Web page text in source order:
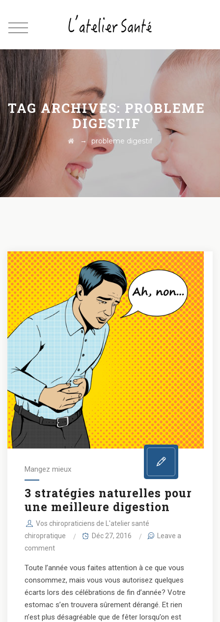
TAG ARCHIVES: PROBLEME
DIGESTIF
→ probleme digestif
Mangez mieux
3 stratégies naturelles pour
une meilleure digestion
Vos chiropraticiens de L'atelier santé
chiropratique
Déc 27, 2016
Leave a
comment
Toute l’année vous faites attention à ce que vous
consommez, mais vous vous autorisez quelques
écarts lors des célébrations de fin d’année? Votre
estomac s’en trouvera sûrement dérangé. Et rien
n’est plus désagréable que de fêter lorsqu’on est